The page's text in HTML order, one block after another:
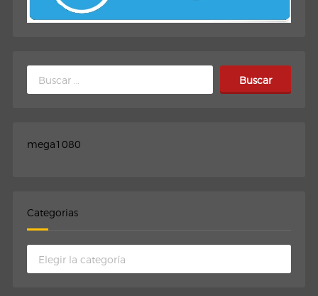
Buscar:
mega1080
Categorias
Categorias